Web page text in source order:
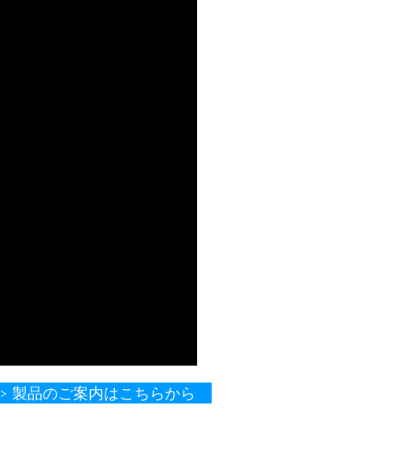
製品のご案内はこちらから